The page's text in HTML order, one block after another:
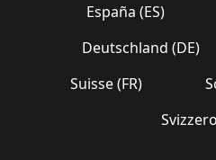
España (ES)
Deutschland (DE)
Suisse (FR)